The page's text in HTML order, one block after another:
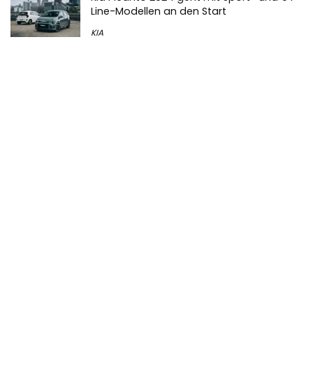
Line-Modellen an den Start
KIA